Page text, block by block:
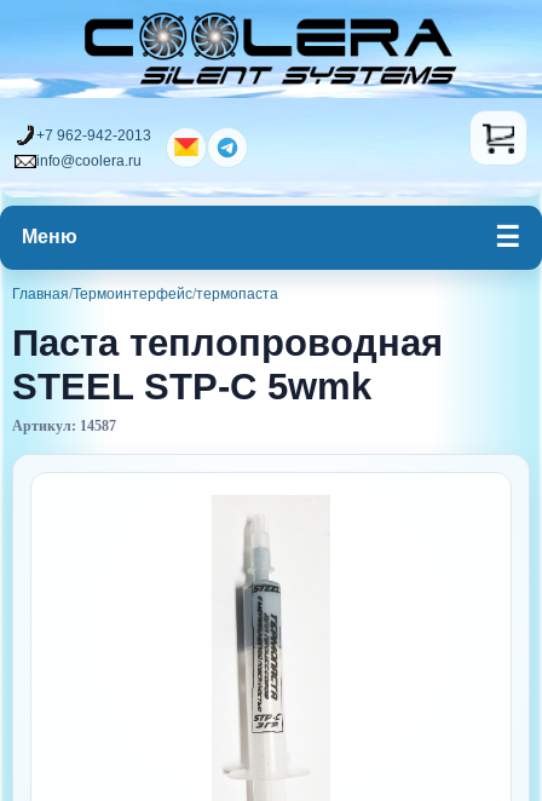
+7 962-942-2013
info@coolera.ru
Меню
Главная/Термоинтерфейс/термопаста
Паста теплопроводная
STEEL STP-C 5wmk
Артикул: 14587